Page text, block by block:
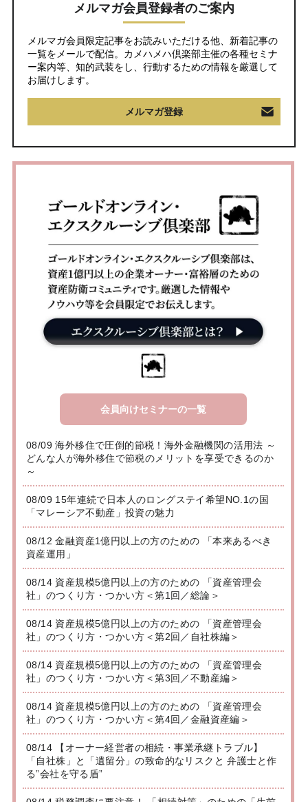
メルマガ会員登録者のご案内
メルマガ会員限定記事をお読みいただける他、新着記事の
一覧をメールで配信。カメハメハ倶楽部主催の各種セミナ
ー案内等、知的武装をし、行動するための情報を厳選して
お届けします。
メルマガ登録
会員向けセミナーの一覧
08/09 海外移住で圧倒的節税！海外金融機関の活用法 ～
どんな人が海外移住で節税のメリットを享受できるのか
～
08/09 15年連続で日本人のロングステイ希望NO.1の国
「マレーシア不動産」投資の魅力
08/12 金融資産1億円以上の方のための 「本来あるべき
資産運用」
08/14 資産規模5億円以上の方のための 「資産管理会
社」のつくり方・つかい方＜第1回／総論＞
08/14 資産規模5億円以上の方のための 「資産管理会
社」のつくり方・つかい方＜第2回／自社株編＞
08/14 資産規模5億円以上の方のための 「資産管理会
社」のつくり方・つかい方＜第3回／不動産編＞
08/14 資産規模5億円以上の方のための 「資産管理会
社」のつくり方・つかい方＜第4回／金融資産編＞
08/14 【オーナー経営者の相続・事業承継トラブル】
「自社株」と「遺留分」の致命的なリスクと 弁護士と作
る”会社を守る盾”